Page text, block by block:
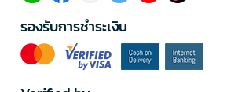
รองรับการชำระเงิน